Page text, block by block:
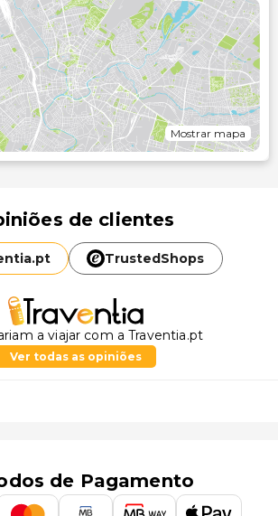
Mostrar mapa
de clientes
pt TrustedShops
a viajar com a Traventia.pt
Ver todas as opiniões
de Pagamento